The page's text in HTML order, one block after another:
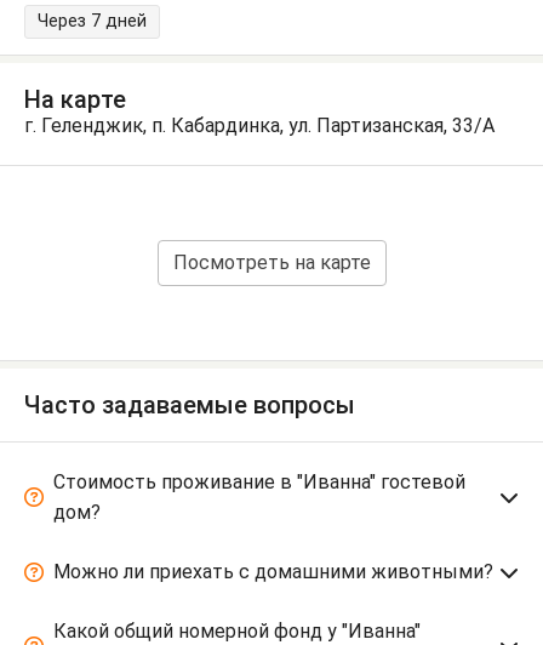
Через 7 дней
На карте
г. Геленджик, п. Кабардинка, ул. Партизанская, 33/А
Посмотреть на карте
Часто задаваемые вопросы
Стоимость проживание в "Иванна" гостевой
дом?
Можно ли приехать с домашними животными?
Какой общий номерной фонд у "Иванна"